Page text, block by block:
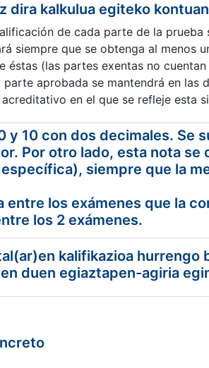
dira kalkulua egiteko
de cada parte de la prueba
siempre que se obtenga al menos
(las partes exentas no
aprobada se mantendrá en las
en el que se refleje esta
10 con dos decimales. Se
Por otro lado, esta nota se
siempre que la
los exámenes que la
los 2 exámenes.
kalifikazioa hurrengo
duen egiaztapen-agiria